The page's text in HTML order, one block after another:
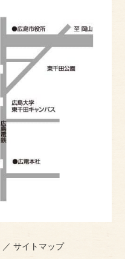
／ サイトマップ